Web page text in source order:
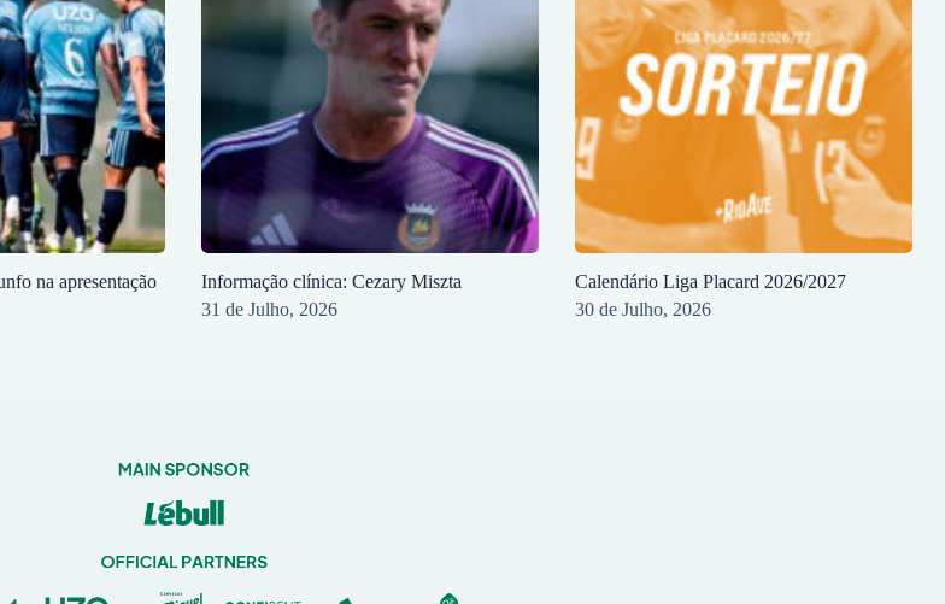
na apresentação
Informação clínica: Cezary Miszta
31 de Julho, 2026
Calendário Liga Placard 2026/2027
30 de Julho, 2026